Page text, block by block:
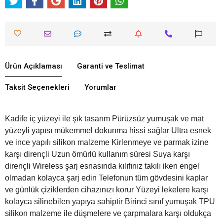
Ürün Açıklaması Garanti ve Teslimat
Taksit Seçenekleri Yorumlar
Kadife iç yüzeyi ile şık tasarım Pürüzsüz yumuşak ve mat
yüzeyli yapısı mükemmel dokunma hissi sağlar Ultra esnek
ve ince yapılı silikon malzeme Kirlenmeye ve parmak izine
karşı dirençli Uzun ömürlü kullanım süresi Suya karşı
dirençli Wireless şarj esnasında kılıfınız takılı iken engel
olmadan kolayca şarj edin ​Telefonun tüm gövdesini kaplar
ve günlük çiziklerden cihazınızı korur Yüzeyi lekelere karşı
kolayca silinebilen yapıya sahiptir Birinci sınıf yumuşak TPU
silikon malzeme ile düşmelere ve çarpmalara karşı oldukça